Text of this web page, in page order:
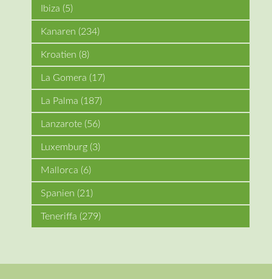
Ibiza (5)
Kanaren (234)
Kroatien (8)
La Gomera (17)
La Palma (187)
Lanzarote (56)
Luxemburg (3)
Mallorca (6)
Spanien (21)
Teneriffa (279)